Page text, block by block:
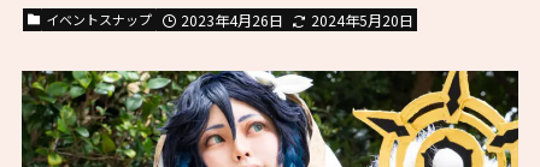
イベントスナップ 2023年4月26日 2024年5月20日